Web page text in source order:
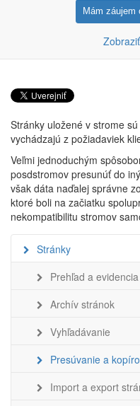
Mám záujem
Stránky uložené v strome
vychádzajú z požiadaviek
Veľmi jednoduchým
posdstromov presunúť do
však dáta naďalej správne
ktoré boli na začiatku
nekompatibilitu stromov
Stránky
Prehľad a
Archív stránok
Vyhľadávanie
Presúvanie a
Import a export